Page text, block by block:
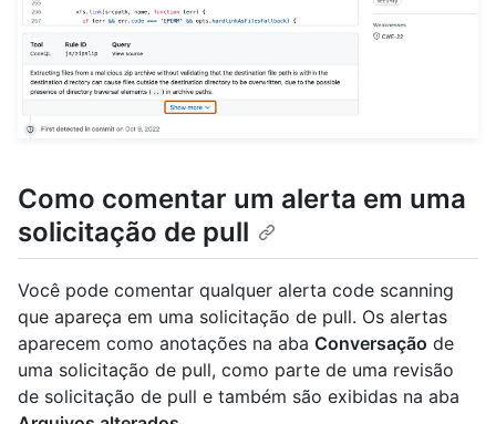
Como comentar um alerta em uma
solicitação de pull
Você pode comentar qualquer alerta code scanning
que apareça em uma solicitação de pull. Os alertas
aparecem como anotações na aba Conversação de
uma solicitação de pull, como parte de uma revisão
de solicitação de pull e também são exibidas na aba